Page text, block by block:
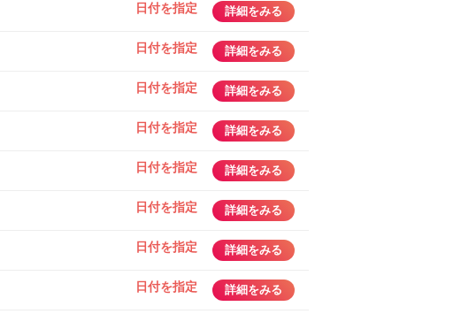
日付を指定 詳細をみる
日付を指定 詳細をみる
日付を指定 詳細をみる
日付を指定 詳細をみる
日付を指定 詳細をみる
日付を指定 詳細をみる
日付を指定 詳細をみる
日付を指定 詳細をみる